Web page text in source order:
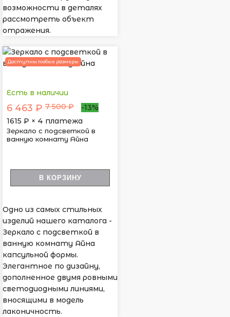
возможности в деталях
рассмотреть объект
отражения.
Доступны любые размеры
Есть в наличии
6 463 ₽ 7 500 ₽
-13%
1615 ₽ × 4 платежа
Зеркало с подсветкой в
ванную комнату Айна
В КОРЗИНУ
Одно из самых стильных
изделий нашего каталога -
Зеркало с подсветкой в
ванную комнату Айна
капсульной формы.
Элегантное по дизайну,
дополненное двумя ровными
светодиодными линиями,
вносящими в модель
лаконичность.